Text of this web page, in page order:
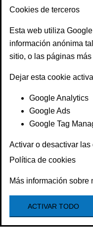
Cookies de terceros
Esta web utiliza
información anónima
sitio, o las páginas
Dejar esta cookie
Google Analytics
Google Ads
Google Tag
Activar o desactivar las
Política de cookies
Más información sobre
ACTIVAR TODO